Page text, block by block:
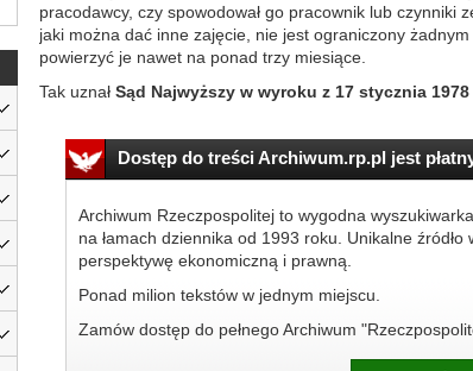
pracodawcy, czy spowodował go pracownik lub czynniki
jaki można dać inne zajęcie, nie jest ograniczony
powierzyć je nawet na ponad trzy miesiące.
Tak uznał Sąd Najwyższy w wyroku z 17 stycznia 1978
Dostęp do treści Archiwum.rp.pl jest
Archiwum Rzeczpospolitej to wygodna
na łamach dziennika od 1993 roku. Unikalne
perspektywę ekonomiczną i prawną.
Ponad milion tekstów w jednym miejscu.
Zamów dostęp do pełnego Archiwum